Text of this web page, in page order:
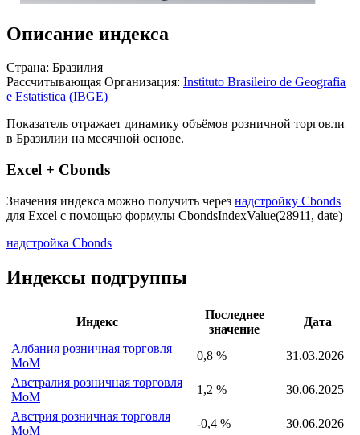
Описание индекса
Страна: Бразилия
Рассчитывающая Организация: Instituto Brasileiro de Geografia
e Estatistica (IBGE)
Показатель отражает динамику объёмов розничной торговли
в Бразилии на месячной основе.
Excel + Cbonds
Значения индекса можно получить через надстройку Cbonds
для Excel с помощью формулы CbondsIndexValue(28911, date)
надстройка Cbonds
Индексы подгруппы
Индекс
Последнее
значение
Дата
Албания розничная торговля
MoM
0,8 %
31.03.2026
Австралия розничная торговля
MoM
1,2 %
30.06.2025
Австрия розничная торговля
MoM
-0,4 %
30.06.2026